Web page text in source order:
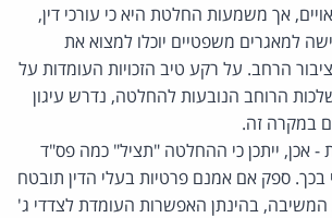
אך משמעות החלטת היא כי עורכי דין,
למאגרים משפטיים יוכלו למצוא את
הרחב. על רקע טיב הזכויות העומדות על
הרוחב הנובעות להחלטה, נדרש עיגון
במקרה זה.
- אכן, ייתכן כי ההחלטה "תציל" כמה פס"ד
ספק אם אמנם פרטיות בעלי הדין תובטח
בהינתן האפשרות העומדת לצדדי ג'